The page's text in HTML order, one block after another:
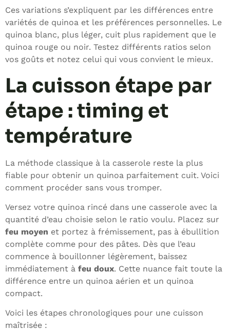
Ces variations s’expliquent par les différences entre
variétés de quinoa et les préférences personnelles. Le
quinoa blanc, plus léger, cuit plus rapidement que le
quinoa rouge ou noir. Testez différents ratios selon
vos goûts et notez celui qui vous convient le mieux.
La cuisson étape par
étape : timing et
température
La méthode classique à la casserole reste la plus
fiable pour obtenir un quinoa parfaitement cuit. Voici
comment procéder sans vous tromper.
Versez votre quinoa rincé dans une casserole avec la
quantité d’eau choisie selon le ratio voulu. Placez sur
feu moyen et portez à frémissement, pas à ébullition
complète comme pour des pâtes. Dès que l’eau
commence à bouillonner légèrement, baissez
immédiatement à feu doux. Cette nuance fait toute la
différence entre un quinoa aérien et un quinoa
compact.
Voici les étapes chronologiques pour une cuisson
maîtrisée :